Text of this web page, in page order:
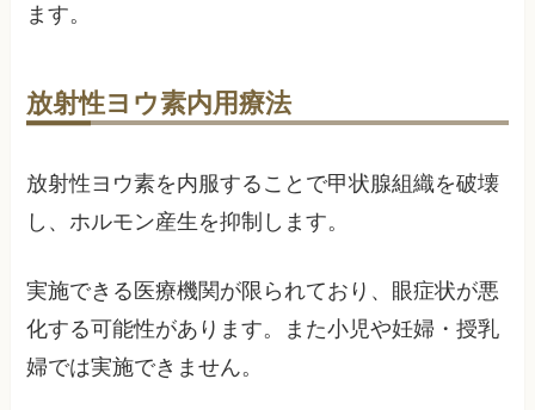
ます。
放射性ヨウ素内用療法
放射性ヨウ素を内服することで甲状腺組織を破壊
し、ホルモン産生を抑制します。
実施できる医療機関が限られており、眼症状が悪
化する可能性があります。また小児や妊婦・授乳
婦では実施できません。